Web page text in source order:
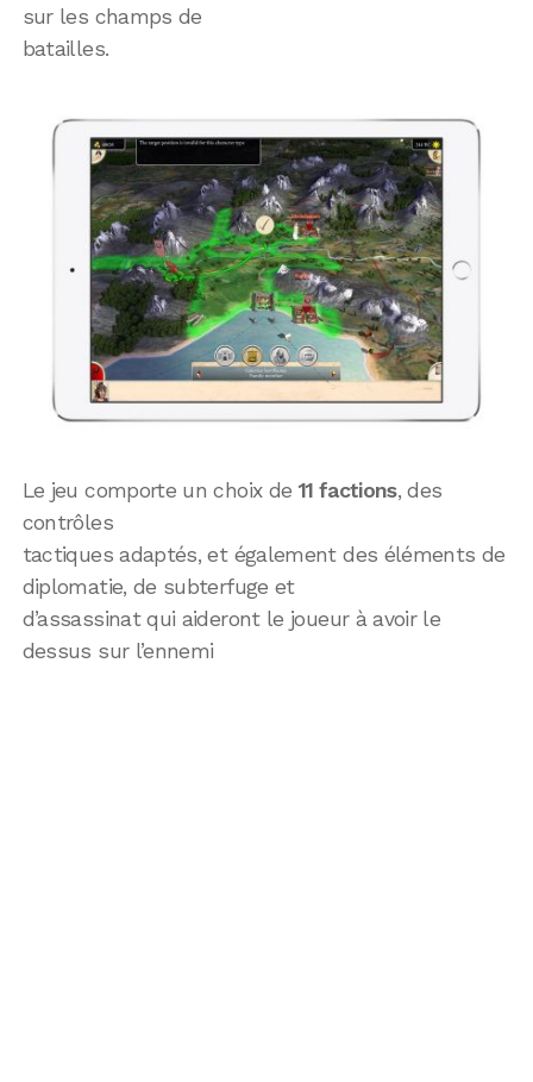
sur les champs de
batailles.
Le jeu comporte un choix de 11 factions, des
contrôles
tactiques adaptés, et également des éléments de
diplomatie, de subterfuge et
d’assassinat qui aideront le joueur à avoir le
dessus sur l’ennemi